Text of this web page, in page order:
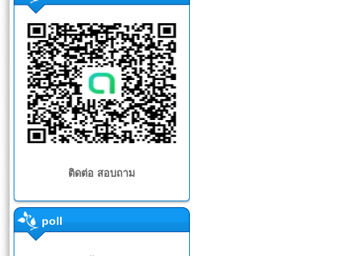
ติดต่อ สอบถาม
poll